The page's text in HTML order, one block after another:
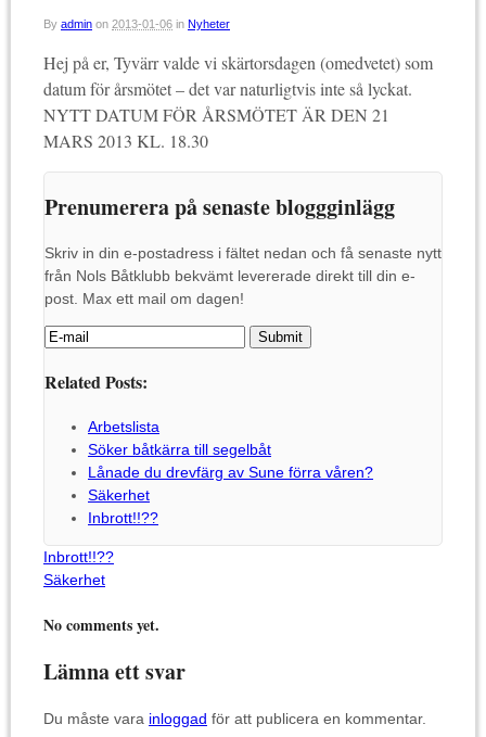
By admin on 2013-01-06 in Nyheter
Hej på er, Tyvärr valde vi skärtorsdagen (omedvetet) som
datum för årsmötet – det var naturligtvis inte så lyckat.
NYTT DATUM FÖR ÅRSMÖTET ÄR DEN 21
MARS 2013 KL. 18.30
Prenumerera på senaste bloggginlägg
Skriv in din e-postadress i fältet nedan och få senaste nytt
från Nols Båtklubb bekvämt levererade direkt till din e-
post. Max ett mail om dagen!
Related Posts:
Arbetslista
Söker båtkärra till segelbåt
Lånade du drevfärg av Sune förra våren?
Säkerhet
Inbrott!!??
Inbrott!!??
Säkerhet
No comments yet.
Lämna ett svar
Du måste vara inloggad för att publicera en kommentar.